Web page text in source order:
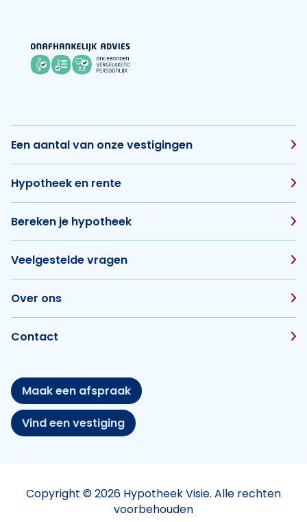
Een aantal van onze vestigingen
Hypotheek en rente
Bereken je hypotheek
Veelgestelde vragen
Over ons
Contact
Maak een afspraak
Vind een vestiging
Copyright © 2026 Hypotheek Visie. Alle rechten
voorbehouden